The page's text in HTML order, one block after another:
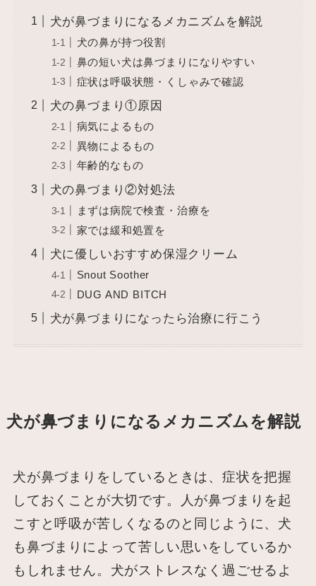
犬が鼻づまりになるメカニズムを解説
犬の鼻が持つ役割
鼻の短い犬は鼻づまりになりやすい
症状は呼吸状態・くしゃみで確認
犬の鼻づまり①原因
病気によるもの
異物によるもの
年齢的なもの
犬の鼻づまり②対処法
まずは病院で検査・治療を
家では緩和処置を
犬に優しいおすすめ保湿クリーム
Snout Soother
DUG AND BITCH
犬が鼻づまりになったら治療に行こう
犬が鼻づまりになるメカニズムを解説
犬が鼻づまりをしているときは、症状を把握
しておくことが大切です。人が鼻づまりを起
こすと呼吸が苦しくなるのと同じように、犬
も鼻づまりによって苦しい思いをしているか
もしれません。犬がストレスなく過ごせるよ